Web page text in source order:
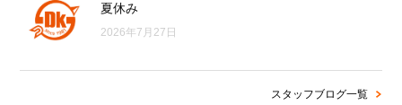
夏休み
2026年7月27日
スタッフブログ一覧